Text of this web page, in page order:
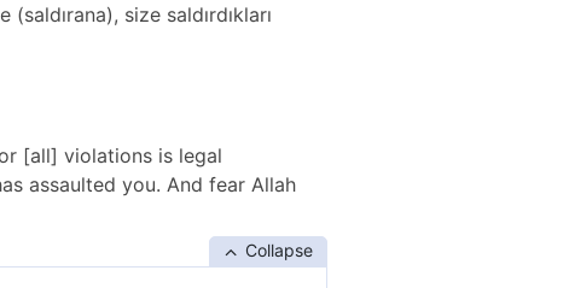
size saldırdıkları
[all] violations is legal
assaulted you. And fear Allah
Collapse